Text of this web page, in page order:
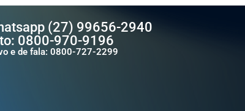
(27) 99656-2940
0800-970-9196
e de fala: 0800-727-2299